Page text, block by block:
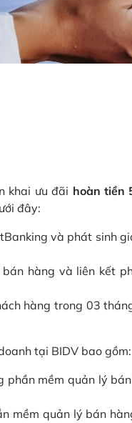
khai ưu đãi hoàn tiền
đây:
và phát sinh
hàng và liên kết
hàng trong 03
tại BIDV bao gồm:
phần mềm quản lý
mềm quản lý bán